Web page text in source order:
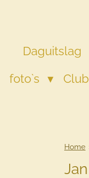
hoofdinhoud
Daguitslag
foto`s
Home